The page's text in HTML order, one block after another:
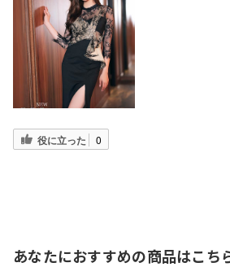
役に立った 0
あなたにおすすめの商品はこち